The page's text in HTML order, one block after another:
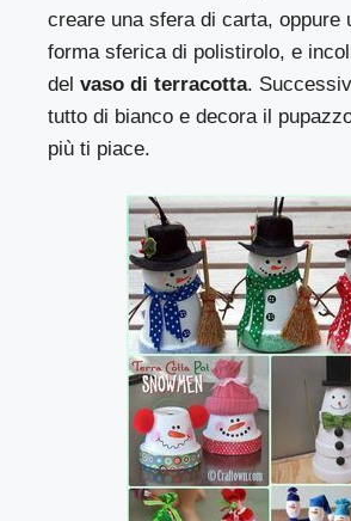
creare una sfera di carta, oppure
forma sferica di polistirolo, e
delvaso di terracotta.
tutto di bianco e decora il
più ti piace.